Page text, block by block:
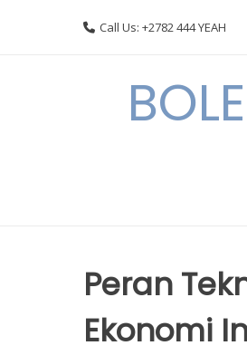
Call Us: +2782 444 YEAH
Peran
Ekonomi